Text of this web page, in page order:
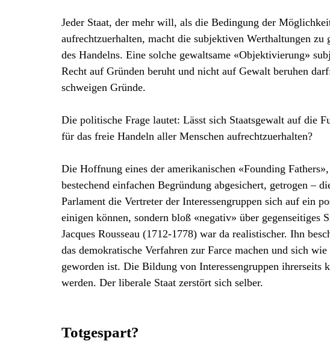
Jeder Staat, der mehr will, als die Bedingung der
aufrechtzuerhalten, macht die subjektiven Werthaltungen zu
des Handelns. Eine solche gewaltsame «Objektivierung»
Recht auf Gründen beruht und nicht auf Gewalt beruhen
schweigen Gründe.
Die politische Frage lautet: Lässt sich Staatsgewalt auf die
für das freie Handeln aller Menschen aufrechtzuerhalten?
Die Hoffnung eines der amerikanischen «Founding
bestechend einfachen Begründung abgesichert, getrogen –
Parlament die Vertreter der Interessengruppen sich auf ein
einigen können, sondern bloß «negativ» über gegenseitiges
Jacques Rousseau (1712-1778) war da realistischer. Ihn
das demokratische Verfahren zur Farce machen und sich
geworden ist. Die Bildung von Interessengruppen ihrerseits
werden. Der liberale Staat zerstört sich selber.
Totgespart?